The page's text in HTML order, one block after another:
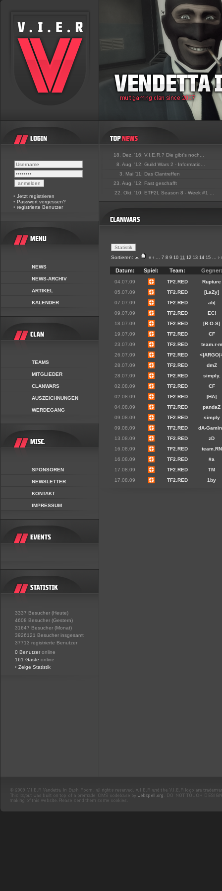
• Jetzt registrieren
• Passwort vergessen?
• registrierte Benutzer
NEWS
NEWS-ARCHIV
ARTIKEL
KALENDER
TEAMS
MITGLIEDER
CLANWARS
AUSZEICHNUNGEN
WERDEGANG
SPONSOREN
NEWSLETTER
KONTAKT
IMPRESSUM
3337 Besucher (Heute)
4608 Besucher (Gestern)
31647 Besucher (Monat)
3926121 Besucher insgesamt
37713 registrierte Benutzer
0 Benutzer online
161 Gäste online
• Zeige Statistik
18. Dez. '16: V.I.E.R.? Die gibt's noch...
8. Aug. '12: Guild Wars 2 - Informatio...
3. Mai '11: Das Clantreffen
23. Aug. '12: Fast geschafft
22. Okt. '10: ETF2L Season 8 - Week #1 ...
Sortieren: « ‹ ... 7 8 9 10 11 12 13 14 15 ... ›
Datum: Spiel: Team: Gegner:
04.07.09 TF2.RED
Rupture
05.07.09
TF2.RED
[LaZy]
07.07.09
TF2.RED
ab|
09.07.09
TF2.RED
EC!
18.07.09
TF2.RED
[R.O.S]
19.07.09
TF2.RED
CF
23.07.09
TF2.RED
team.r-m
26.07.09
TF2.RED
28.07.09
TF2.RED
dmZ
28.07.09
TF2.RED
simply.
02.08.09
TF2.RED
CF
02.08.09
TF2.RED
[HA]
04.08.09
TF2.RED
pandaZ
09.08.09
TF2.RED
simply
09.08.09
TF2.RED
dA-
13.08.09
TF2.RED
zD
16.08.09
TF2.RED
team.RN
16.08.09
TF2.RED
#a
17.08.09
TF2.RED
TM
17.08.09
TF2.RED 1by